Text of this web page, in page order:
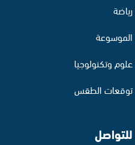
رياضة
الموسوعة
علوم وتكنولوجيا
توقعات الطقس
للتواصل